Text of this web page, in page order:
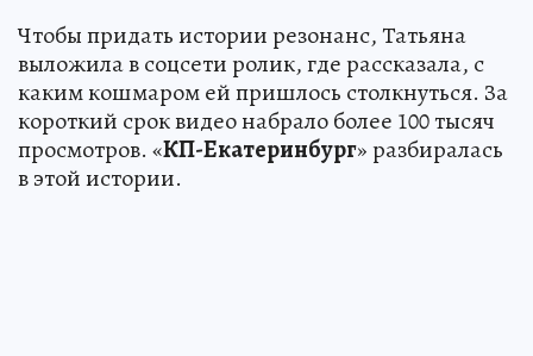
Чтобы придать истории резонанс, Татьяна
выложила в соцсети ролик, где рассказала, с
каким кошмаром ей пришлось столкнуться. За
короткий срок видео набрало более 100 тысяч
просмотров. «КП-Екатеринбург» разбиралась
в этой истории.